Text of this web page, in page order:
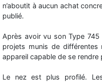
n’aboutit à aucun achat
publié.
Après avoir vu son Type
projets munis de
appareil capable de se rendre
Le nez est plus profilé.